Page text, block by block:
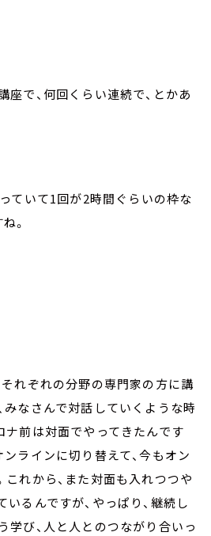
で、何回くらい連続で、とかあ
ていて1回が2時間ぐらいの枠な
。
それぞれの分野の専門家の方に講
みなさんで対話していくような時
ナ前は対面でやってきたんです
ラインに切り替えて、今もオン
これから、また対面も入れつつや
るんですが、やっぱり、継続し
学び、人と人とのつながり合いっ